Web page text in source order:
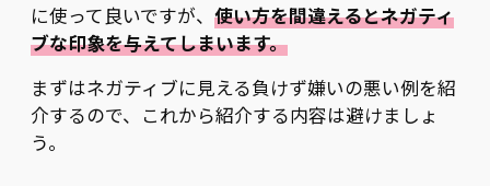
に使って良いですが、 使い方を間違えるとネガティ
ブな印象を与えてしまいます。
まずはネガティブに見える負けず嫌いの悪い例を紹
介するので、これから紹介する内容は避けましょ
う。